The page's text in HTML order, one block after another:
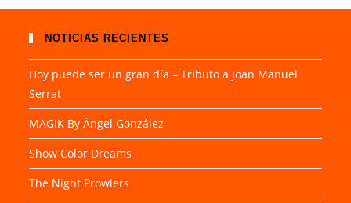
NOTICIAS RECIENTES
Hoy puede ser un gran día – Tributo a Joan Manuel
Serrat
MAGIK By Ángel González
Show Color Dreams
The Night Prowlers